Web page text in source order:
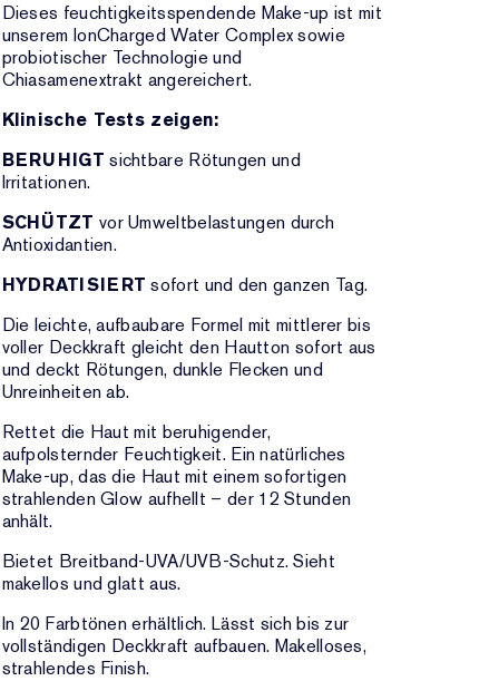
Dieses feuchtigkeitsspendende Make-up ist mit
unserem IonCharged Water Complex sowie
probiotischer Technologie und
Chiasamenextrakt angereichert.
Klinische Tests zeigen:
BERUHIGT sichtbare Rötungen und
Irritationen.
SCHÜTZT vor Umweltbelastungen durch
Antioxidantien.
HYDRATISIERT sofort und den ganzen Tag.
Die leichte, aufbaubare Formel mit mittlerer bis
voller Deckkraft gleicht den Hautton sofort aus
und deckt Rötungen, dunkle Flecken und
Unreinheiten ab.
Rettet die Haut mit beruhigender,
aufpolsternder Feuchtigkeit. Ein natürliches
Make-up, das die Haut mit einem sofortigen
strahlenden Glow aufhellt – der 12 Stunden
anhält.
Bietet Breitband-UVA/UVB-Schutz. Sieht
makellos und glatt aus.
In 20 Farbtönen erhältlich. Lässt sich bis zur
vollständigen Deckkraft aufbauen. Makelloses,
strahlendes Finish.